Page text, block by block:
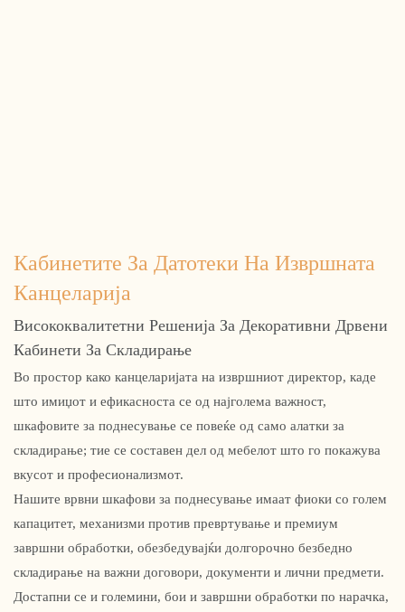
Кабинетите За Датотеки На Извршната
Канцеларија
Висококвалитетни Решенија За Декоративни Дрвени
Кабинети За Складирање
Во простор како канцеларијата на извршниот директор, каде
што имиџот и ефикасноста се од најголема важност,
шкафовите за поднесување се повеќе од само алатки за
складирање; тие се составен дел од мебелот што го покажува
вкусот и професионализмот.
Нашите врвни шкафови за поднесување имаат фиоки со голем
капацитет, механизми против превртување и премиум
завршни обработки, обезбедувајќи долгорочно безбедно
складирање на важни договори, документи и лични предмети.
Достапни се и големини, бои и завршни обработки по нарачка,